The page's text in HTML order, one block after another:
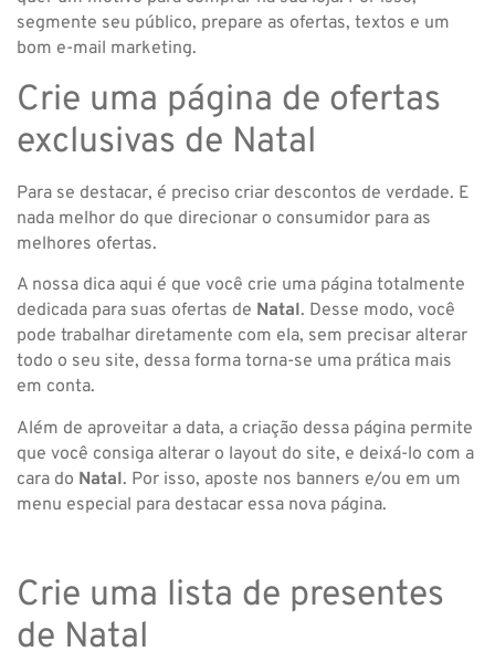
segmente seu público, prepare as ofertas, textos e um
bom e-mail marketing.
Crie uma página de ofertas
exclusivas de Natal
Para se destacar, é preciso criar descontos de verdade. E
nada melhor do que direcionar o consumidor para as
melhores ofertas.
A nossa dica aqui é que você crie uma página totalmente
dedicada para suas ofertas de Natal. Desse modo, você
pode trabalhar diretamente com ela, sem precisar alterar
todo o seu site, dessa forma torna-se uma prática mais
em conta.
Além de aproveitar a data, a criação dessa página permite
que você consiga alterar o layout do site, e deixá-lo com a
cara do Natal. Por isso, aposte nos banners e/ou em um
menu especial para destacar essa nova página.
Crie uma lista de presentes
de Natal